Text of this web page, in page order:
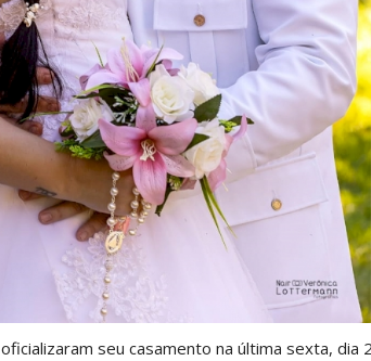
oficializaram seu casamento na última sexta, dia